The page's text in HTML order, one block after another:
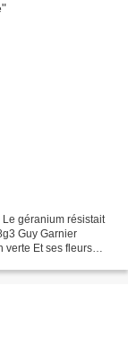
géranium résistait
Guy Garnier
verte Et ses fleurs